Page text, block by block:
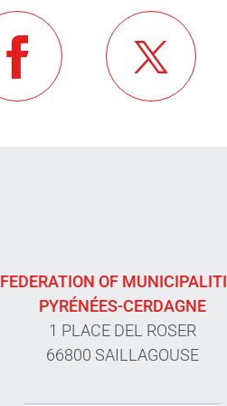
FEDERATION OF
PYRÉNÉES-CERDAGNE
1 PLACE DEL ROSER
66800 SAILLAGOUSE